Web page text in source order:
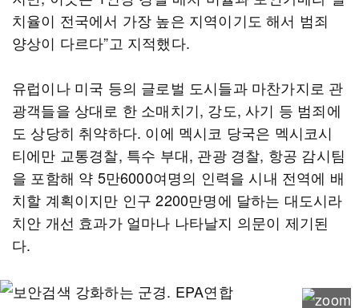
치율이 전국에서 가장 높은 지역이기도 해서 범죄
양상이 다르다”고 지적했다.
유럽이나 미국 등의 글로벌 도시들과 마찬가지로 관
광객들을 상대로 한 소매치기, 강도, 사기 등 범죄에
도 상당히 취약하다. 이에 멕시코 당국은 멕시코시
티에만 교통경찰, 특수 부대, 관광 경찰, 항공 감시팀
을 포함해 약 5만6000여명의 인력을 시내 전역에 배
치할 계획이지만 인구 2200만명에 달하는 대도시라
치안 개선 효과가 얼마나 나타날지 의문이 제기된
다.